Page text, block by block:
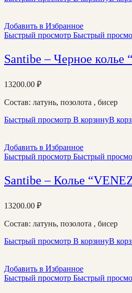
Добавить в Избранное
Быстрый просмотр Быстрый
Santibe – Черное колье
13200.00 ₽
Состав: латунь, позолота , бисер
Быстрый просмотр В корзинуВ
Добавить в Избранное
Быстрый просмотр Быстрый
Santibe – Колье
13200.00 ₽
Состав: латунь, позолота , бисер
Быстрый просмотр В корзинуВ
Добавить в Избранное
Быстрый просмотр Быстрый